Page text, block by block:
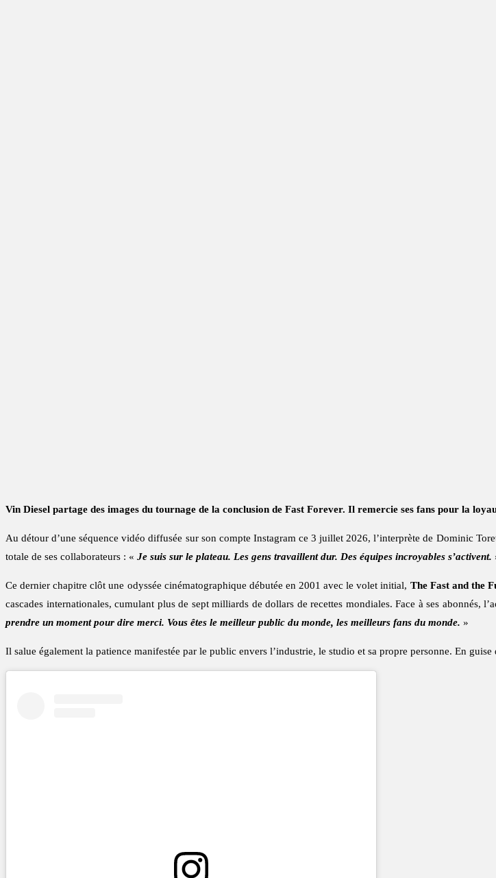
Vin Diesel partage des images du tournage de la conclusion de Fast Forever. Il remercie ses fans pour la
Au détour d’une séquence vidéo diffusée sur son compte Instagram ce 3 juillet 2026, l’interprète de Dominic
totale de ses collaborateurs : « Je suis sur le plateau. Les gens travaillent dur. Des équipes incroyables s’activent.
Ce dernier chapitre clôt une odyssée cinématographique débutée en 2001 avec le volet initial, The Fast and the
cascades internationales, cumulant plus de sept milliards de dollars de recettes mondiales. Face à ses abonnés,
prendre un moment pour dire merci. Vous êtes le meilleur public du monde, les meilleurs fans du monde. »
Il salue également la patience manifestée par le public envers l’industrie, le studio et sa propre personne. En